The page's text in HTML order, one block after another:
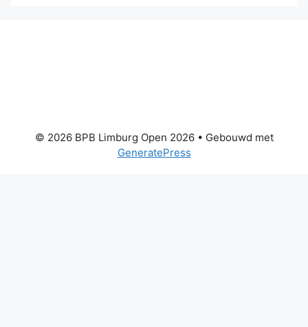
© 2026 BPB Limburg Open 2026• Gebouwd met
GeneratePress